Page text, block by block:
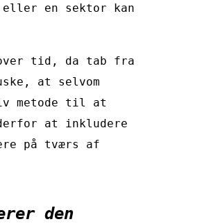
en sektor kan
tid, da tab fra
at selvom
metode til at
at inkludere
på tværs af
den